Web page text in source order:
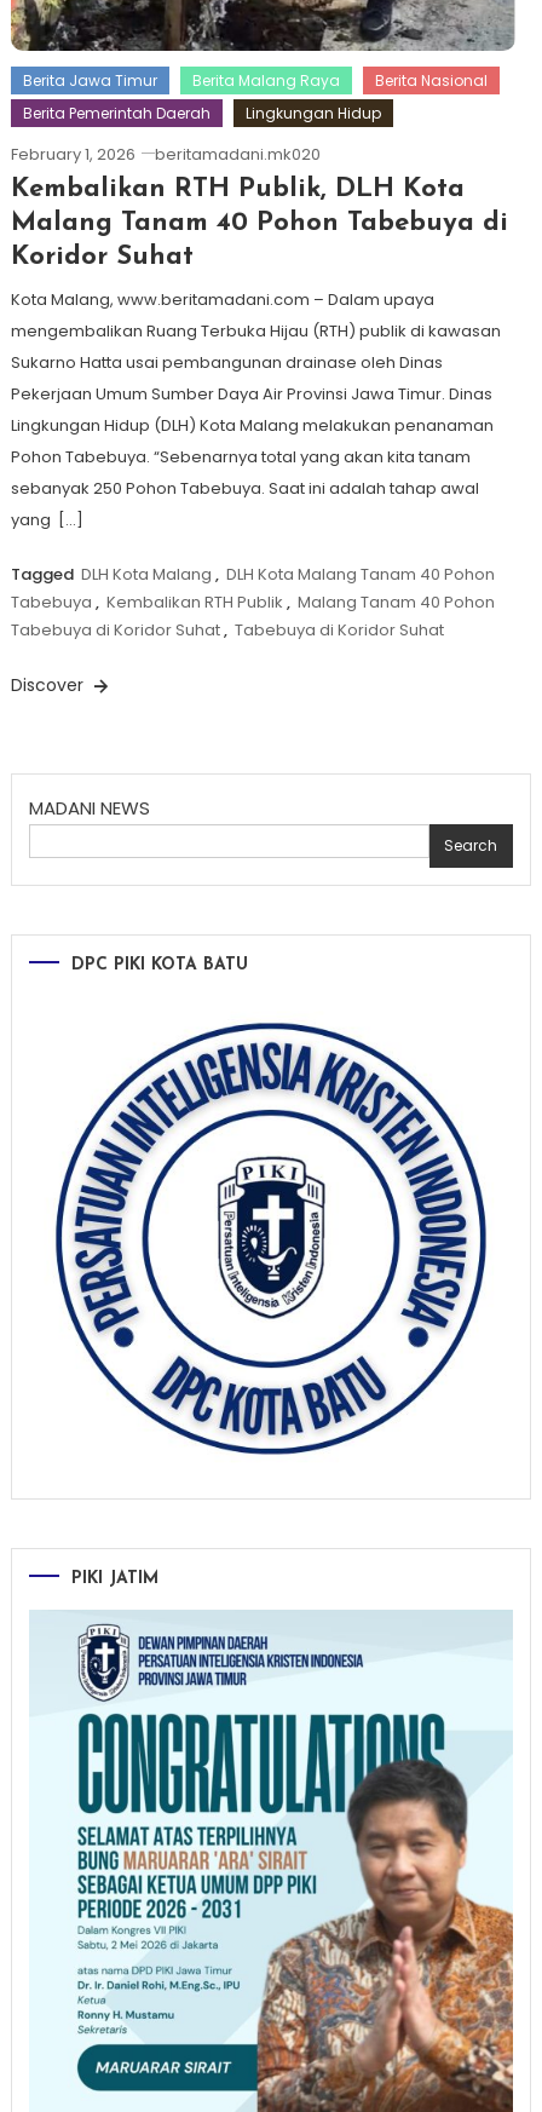
Berita Jawa Timur Berita Malang Raya
Berita Nasional
Berita Pemerintah Daerah
Lingkungan Hidup
February 1, 2026 beritamadani.mk020
Kembalikan RTH Publik, DLH Kota
Malang Tanam 40 Pohon Tabebuya di
Koridor Suhat
Kota Malang, www.beritamadani.com – Dalam upaya
mengembalikan Ruang Terbuka Hijau (RTH) publik di kawasan
Sukarno Hatta usai pembangunan drainase oleh Dinas
Pekerjaan Umum Sumber Daya Air Provinsi Jawa Timur. Dinas
Lingkungan Hidup (DLH) Kota Malang melakukan penanaman
Pohon Tabebuya. “Sebenarnya total yang akan kita tanam
sebanyak 250 Pohon Tabebuya. Saat ini adalah tahap awal
yang […]
Tagged DLH Kota Malang , DLH Kota Malang Tanam 40 Pohon
Tabebuya , Kembalikan RTH Publik , Malang Tanam 40 Pohon
Tabebuya di Koridor Suhat, Tabebuya di Koridor Suhat
Discover
MADANI NEWS
Search
DPC PIKI KOTA BATU
PIKI JATIM